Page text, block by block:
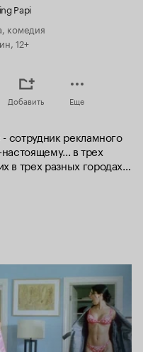
Papi
комедия
12+
Добавить Еще
сотрудник рекламного
в трех
трех разных городах:
прекрасная Лорена -
Майами. И вот, все три